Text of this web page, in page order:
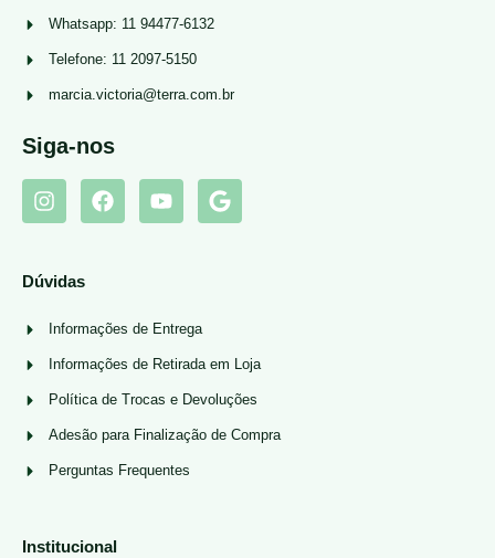
Whatsapp: 11 94477-6132
Telefone: 11 2097-5150
marcia.victoria@terra.com.br
Siga-nos
Dúvidas
Informações de Entrega
Informações de Retirada em Loja
Política de Trocas e Devoluções
Adesão para Finalização de Compra
Perguntas Frequentes
Institucional